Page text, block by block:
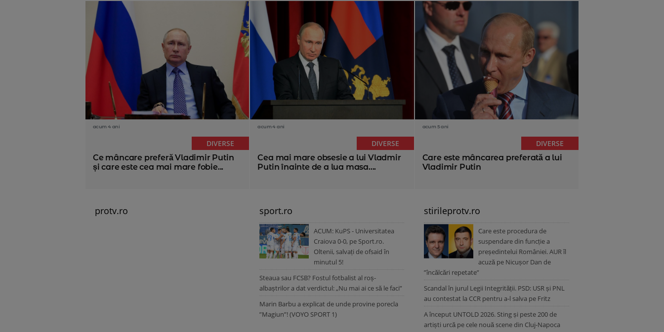
acum 4 ani
DIVERSE
Ce mâncare preferă Vladimir Putin
și care este cea mai mare fobie...
acum 4 ani
DIVERSE
Cea mai mare obsesie a lui Vladmir
Putin înainte de a lua masa....
acum 5 ani
DIVERSE
Care este mâncarea preferată a lui
Vladimir Putin
protv.ro sport.ro
ACUM: KuPS - Universitatea
Craiova 0-0, pe Sport.ro.
Oltenii, salvați de ofsaid în
minutul 5!
Steaua sau FCSB? Fostul fotbalist al roș-
albaștrilor a dat verdictul: „Nu mai ai ce să le faci”
Marin Barbu a explicat de unde provine porecla
”Magiun”! (VOYO SPORT 1)
stirileprotv.ro
Care este procedura de
suspendare din funcție a
președintelui României. AUR îl
acuză pe Nicușor Dan de
”încălcări repetate”
Scandal în jurul Legii Integrității. PSD: USR și PNL
au contestat la CCR pentru a-l salva pe Fritz
A început UNTOLD 2026. Sting și peste 200 de
artiști urcă pe cele nouă scene din Cluj-Napoca